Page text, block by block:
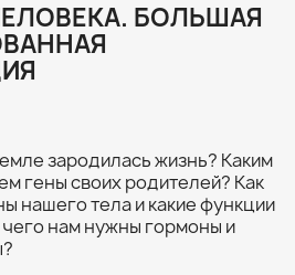
БОЛЬШАЯ
зародилась жизнь? Каким
гены своих родителей? Как
нашего тела и какие функции
нам нужны гормоны и